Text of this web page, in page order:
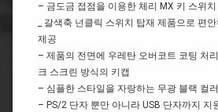
– 금도금 접점을 이용한 체리 MX 키 스위치
_ 갈색축 넌클릭 스위치 탑재 제품으로 편
제공
– 제품의 전면에 우레탄 오버코트 코팅 처
크 스크린 방식의 키캡
– 심플한 스타일을 자랑하는 무광 블랙 컬
– PS/2 단자 뿐만 아니라 USB 단자까지 지